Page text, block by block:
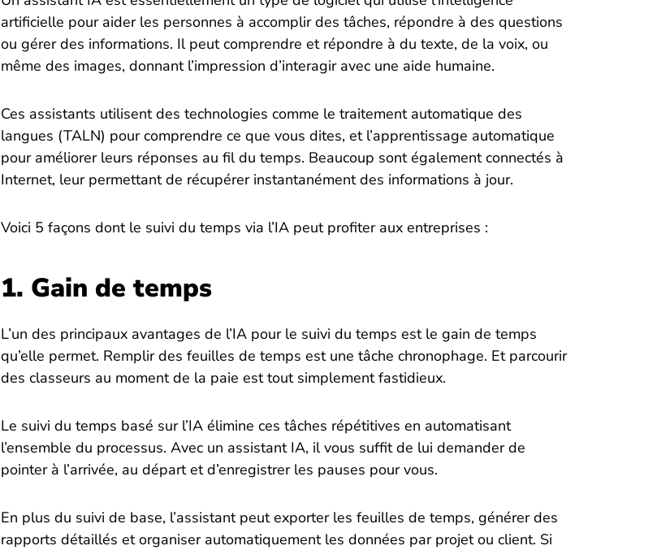
artificielle pour aider les personnes à accomplir des tâches, répondre à des questions
ou gérer des informations. Il peut comprendre et répondre à du texte, de la voix, ou
même des images, donnant l’impression d’interagir avec une aide humaine.
Ces assistants utilisent des technologies comme le traitement automatique des
langues (TALN) pour comprendre ce que vous dites, et l’apprentissage automatique
pour améliorer leurs réponses au fil du temps. Beaucoup sont également connectés à
Internet, leur permettant de récupérer instantanément des informations à jour.
Voici 5 façons dont le suivi du temps via l’IA peut profiter aux entreprises :
1. Gain de temps
L’un des principaux avantages de l’IA pour le suivi du temps est le gain de temps
qu’elle permet. Remplir des feuilles de temps est une tâche chronophage. Et parcourir
des classeurs au moment de la paie est tout simplement fastidieux.
Le suivi du temps basé sur l’IA élimine ces tâches répétitives en automatisant
l’ensemble du processus. Avec un assistant IA, il vous suffit de lui demander de
pointer à l’arrivée, au départ et d’enregistrer les pauses pour vous.
En plus du suivi de base, l’assistant peut exporter les feuilles de temps, générer des
rapports détaillés et organiser automatiquement les données par projet ou client. Si